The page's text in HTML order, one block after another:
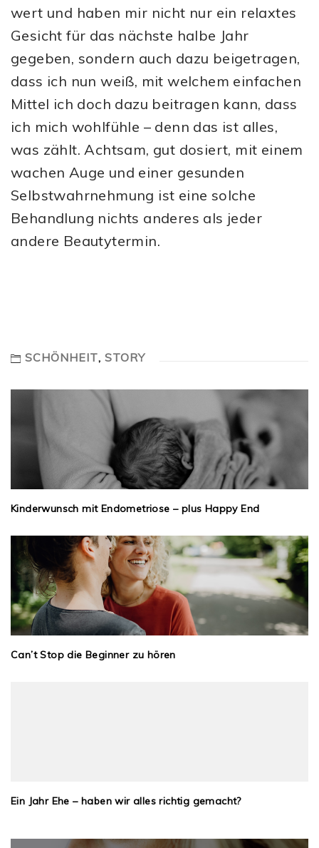
wert und haben mir nicht nur ein relaxtes
Gesicht für das nächste halbe Jahr
gegeben, sondern auch dazu beigetragen,
dass ich nun weiß, mit welchem einfachen
Mittel ich doch dazu beitragen kann, dass
ich mich wohlfühle – denn das ist alles,
was zählt. Achtsam, gut dosiert, mit einem
wachen Auge und einer gesunden
Selbstwahrnehmung ist eine solche
Behandlung nichts anderes als jeder
andere Beautytermin.
SCHÖNHEIT, STORY
Kinderwunsch mit Endometriose – plus Happy End
Can’t Stop die Beginner zu hören
Ein Jahr Ehe – haben wir alles richtig gemacht?